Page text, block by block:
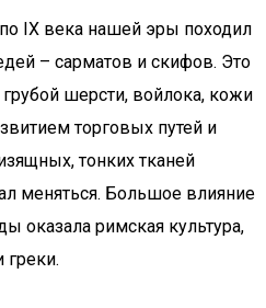
IX века нашей эры походил
– сарматов и скифов. Это
шерсти, войлока, кожи
торговых путей и
тонких тканей
меняться. Большое влияние
оказала римская культура,
греки.